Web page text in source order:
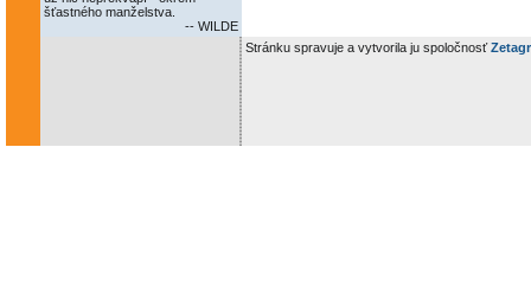
šťastného manželstva.
-- WILDE
Stránku spravuje a vytvorila ju spoločnosť